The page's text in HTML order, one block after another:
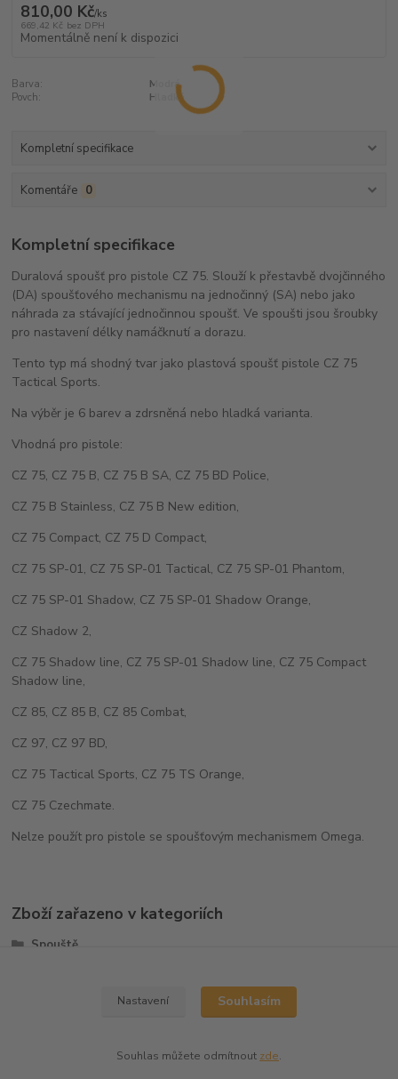
810,00 Kč/ks
669,42 Kč bez DPH
Momentálně není k dispozici
Barva:
Modrá
Povch:
Hladká
Kompletní specifikace
Komentáře 0
Kompletní specifikace
Duralová spoušť pro pistole CZ 75. Slouží k přestavbě dvojčinného
(DA) spoušťového mechanismu na jednočinný (SA) nebo jako
náhrada za stávající jednočinnou spoušť. Ve spoušti jsou šroubky
pro nastavení délky namáčknutí a dorazu.
Tento typ má shodný tvar jako plastová spoušť pistole CZ 75
Tactical Sports.
Na výběr je 6 barev a zdrsněná nebo hladká varianta.
Vhodná pro pistole:
CZ 75, CZ 75 B, CZ 75 B SA, CZ 75 BD Police,
CZ 75 B Stainless, CZ 75 B New edition,
CZ 75 Compact, CZ 75 D Compact,
CZ 75 SP-01, CZ 75 SP-01 Tactical, CZ 75 SP-01 Phantom,
CZ 75 SP-01 Shadow, CZ 75 SP-01 Shadow Orange,
CZ Shadow 2,
CZ 75 Shadow line, CZ 75 SP-01 Shadow line, CZ 75 Compact
Shadow line,
CZ 85, CZ 85 B, CZ 85 Combat,
CZ 97, CZ 97 BD,
CZ 75 Tactical Sports, CZ 75 TS Orange,
CZ 75 Czechmate.
Nelze použít pro pistole se spoušťovým mechanismem Omega.
Zboží zařazeno v kategoriích
Spouště
Nastavení Souhlasím
Souhlas můžete odmítnout zde.